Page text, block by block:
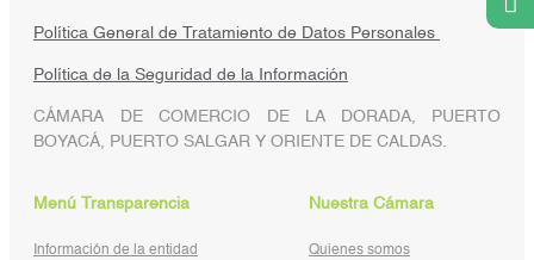
Política General de Tratamiento de Datos Personales
Política de la Seguridad de la Información
CÁMARA DE COMERCIO DE LA DORADA, PUERTO
BOYACÁ, PUERTO SALGAR Y ORIENTE DE CALDAS.
Menú Transparencia
Información de la entidad
Nuestra Cámara
Quienes somos